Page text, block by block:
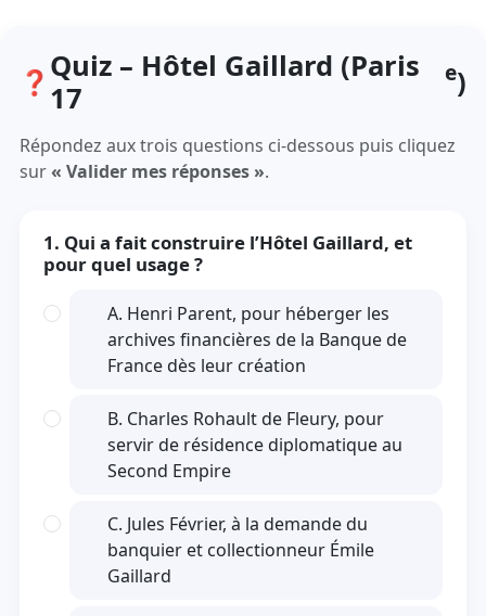
Quiz – Hôtel Gaillard (Paris
17
e)
Répondez aux trois questions ci-dessous puis cliquez
sur« Valider mes réponses ».
1. Qui a fait construire l’Hôtel Gaillard, et
pour quel usage ?
A. Henri Parent, pour héberger les
archives financières de la Banque de
France dès leur création
B. Charles Rohault de Fleury, pour
servir de résidence diplomatique au
Second Empire
C. Jules Février, à la demande du
banquier et collectionneur Émile
Gaillard